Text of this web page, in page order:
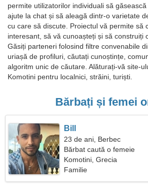
permite utilizatorilor individuali să
ajute la chat și să aleagă dintr-o varietate
cu care să discute. Proiectul vă permite să
interesant, să vă cunoașteți și să construiți
Găsiți parteneri folosind filtre convenabile
uriașă de profiluri, căutați cunoștințe,
algoritm unic de căutare. Alăturați-vă site-
Komotini pentru localnici, străini, turiști.
Bărbați și femei
Bill
23 de ani, Berbec
Bărbat caută o femeie
Komotini, Grecia
Familie